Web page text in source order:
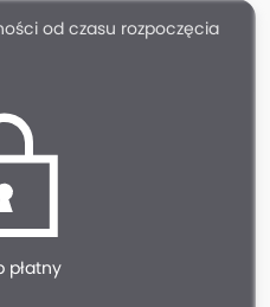
od czasu rozpoczęcia
płatny